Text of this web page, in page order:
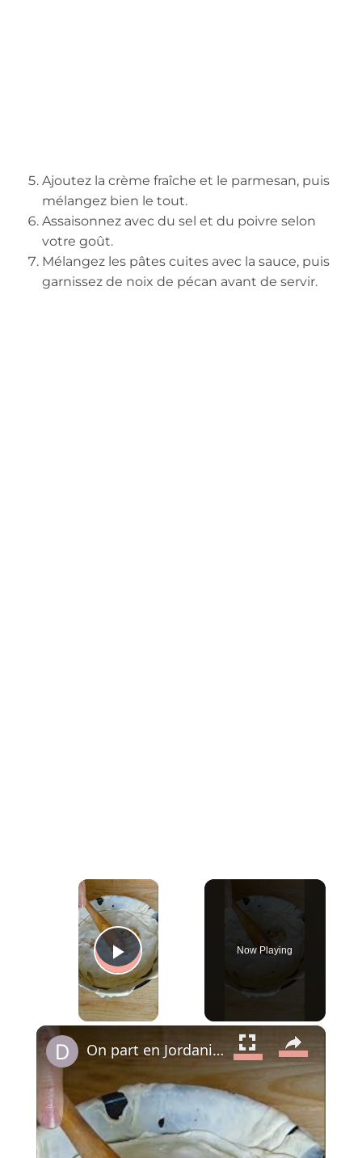
Ajoutez la crème fraîche et le parmesan, puis
mélangez bien le tout.
Assaisonnez avec du sel et du poivre selon
votre goût.
Mélangez les pâtes cuites avec la sauce, puis
garnissez de noix de pécan avant de servir.
×
Play Video
Now Playing
×
On part en Jordanie avec El Makmoura, un grand plat de fête en couches de pâte maison